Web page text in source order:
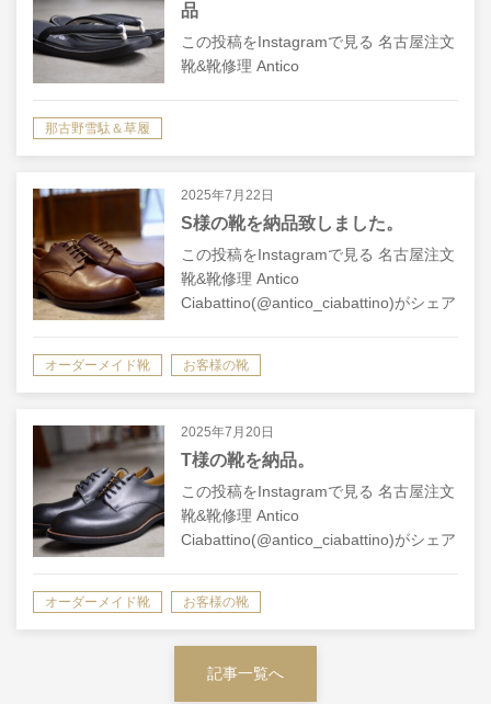
品
この投稿をInstagramで見る 名古屋注文
靴&靴修理 Antico
那古野雪駄＆草履
2025年7月22日
S様の靴を納品致しました。
この投稿をInstagramで見る 名古屋注文
靴&靴修理 Antico
Ciabattino(@antico_ciabattino)がシェア
オーダーメイド靴 お客様の靴
2025年7月20日
T様の靴を納品。
この投稿をInstagramで見る 名古屋注文
靴&靴修理 Antico
Ciabattino(@antico_ciabattino)がシェア
オーダーメイド靴 お客様の靴
記事一覧へ